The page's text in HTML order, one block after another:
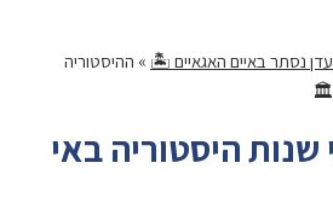
» ההיסטוריה
🏛️
היסטוריה באי